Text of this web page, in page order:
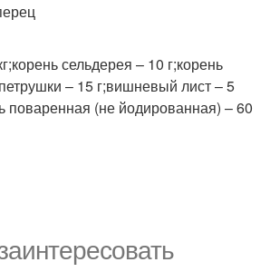
сельдерея – 10 г;корень
– 15 г;вишневый лист – 5
поваренная (не йодированная) – 60